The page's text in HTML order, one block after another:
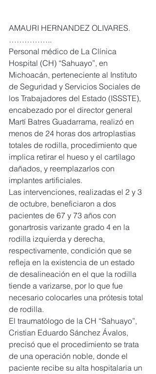
AMAURI HERNANDEZ OLIVARES.
……………..
Personal médico de La Clínica
Hospital (CH) “Sahuayo”, en
Michoacán, perteneciente al Instituto
de Seguridad y Servicios Sociales de
los Trabajadores del Estado (ISSSTE),
encabezado por el director general
Martí Batres Guadarrama, realizó en
menos de 24 horas dos artroplastias
totales de rodilla, procedimiento que
implica retirar el hueso y el cartílago
dañados, y reemplazarlos con
implantes artificiales.
Las intervenciones, realizadas el 2 y 3
de octubre, beneficiaron a dos
pacientes de 67 y 73 años con
gonartrosis varizante grado 4 en la
rodilla izquierda y derecha,
respectivamente, condición que se
refleja en la existencia de un estado
de desalineación en el que la rodilla
tiende a varizarse, por lo que fue
necesario colocarles una prótesis total
de rodilla.
El traumatólogo de la CH “Sahuayo”,
Cristian Eduardo Sánchez Ávalos,
precisó que el procedimiento se trata
de una operación noble, donde el
paciente recibe su alta hospitalaria un